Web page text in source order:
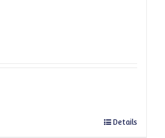
Dieses Produkt weist mehrere Varianten
Details